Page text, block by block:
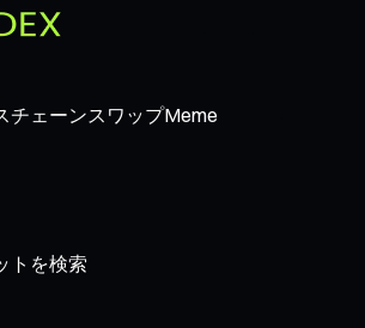
チェーンスワップMeme
トを検索